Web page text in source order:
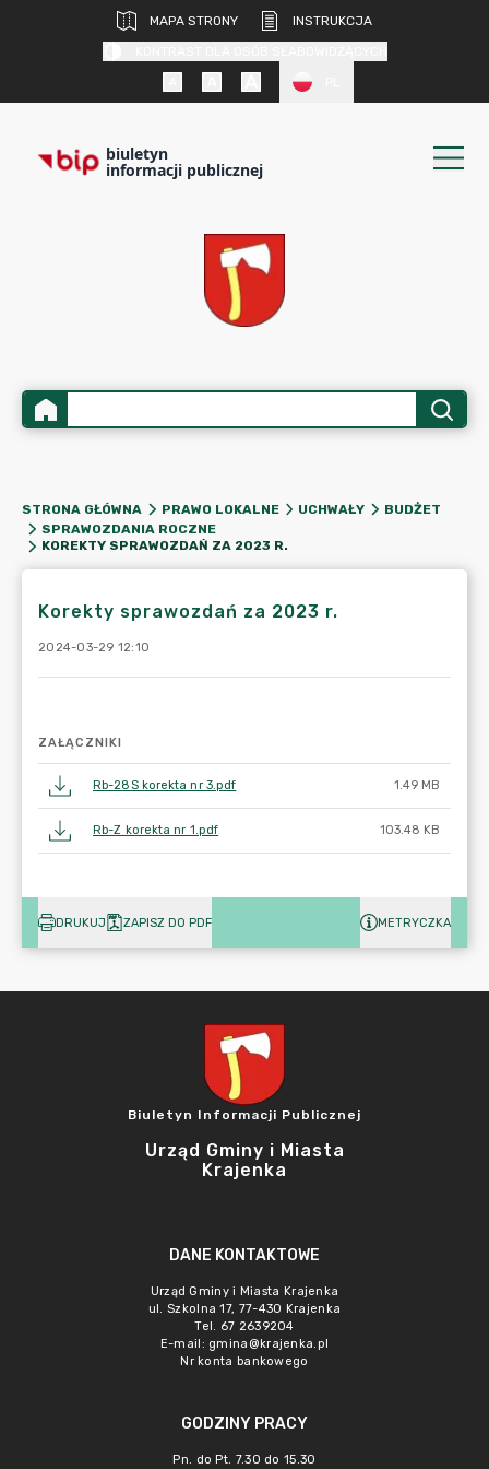
MAPA STRONY
INSTRUKCJA
biuletyn
informacji publicznej
STRONA GŁÓWNA PRAWO LOKALNE UCHWAŁY
BUDŻET
SPRAWOZDANIA ROCZNE
KOREKTY SPRAWOZDAŃ ZA 2023 R.
Korekty sprawozdań za 2023 r.
2024-03-29 12:10
ZAŁĄCZNIKI
Rb-28S korekta nr 3.pdf 1.49 MB
Rb-Z korekta nr 1.pdf 103.48 KB
DRUKUJ ZAPISZ DO PDF METRYCZKA
Biuletyn Informacji Publicznej
Urząd Gminy i Miasta
Krajenka
DANE KONTAKTOWE
Urząd Gminy i Miasta Krajenka
ul. Szkolna 17, 77-430 Krajenka
Tel. 67 2639204
E-mail: gmina@krajenka.pl
Nr konta bankowego
GODZINY PRACY
Pn. do Pt. 7.30 do 15.30